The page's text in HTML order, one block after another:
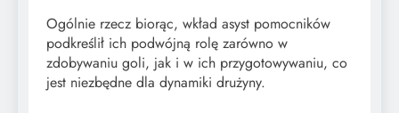
Ogólnie rzecz biorąc, wkład asyst pomocników
podkreślił ich podwójną rolę zarówno w
zdobywaniu goli, jak i w ich przygotowywaniu, co
jest niezbędne dla dynamiki drużyny.